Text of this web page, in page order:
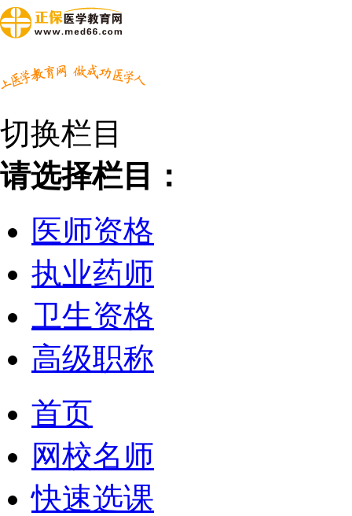
切换栏目
请选择栏目：
医师资格
执业药师
卫生资格
高级职称
首页
网校名师
快速选课